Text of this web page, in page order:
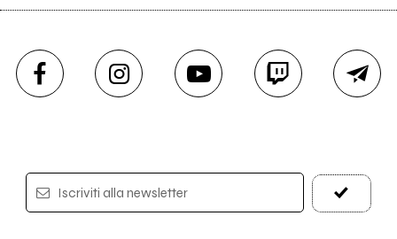
Iscriviti alla newsletter